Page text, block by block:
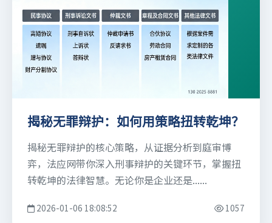
揭秘无罪辩护：如何用策略扭转乾坤？
揭秘无罪辩护的核心策略，从证据分析到庭审博
弈，法应网带你深入刑事辩护的关键环节，掌握扭
转乾坤的法律智慧。无论你是企业还是......
2026-01-06 18:08:52 1057